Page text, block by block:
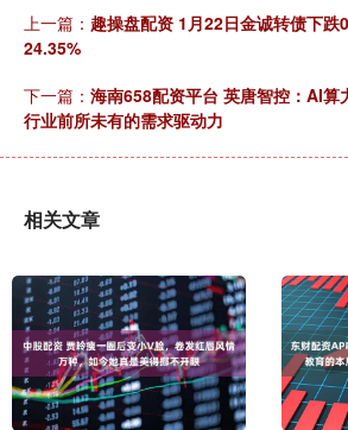
上一篇： 趣操盘配资 1月22日金诚转债下跌
24.35%
下一篇： 海南658配资平台 英唐智控：AI算
行业前所未有的需求驱动力
相关文章